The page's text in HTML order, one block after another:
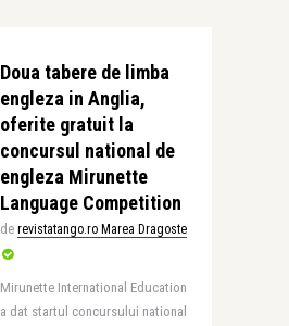
Doua tabere de limba
engleza in Anglia,
oferite gratuit la
concursul national de
engleza Mirunette
Language Competition
de revistatango.ro Marea Dragoste
Mirunette International Education
a dat startul concursului national